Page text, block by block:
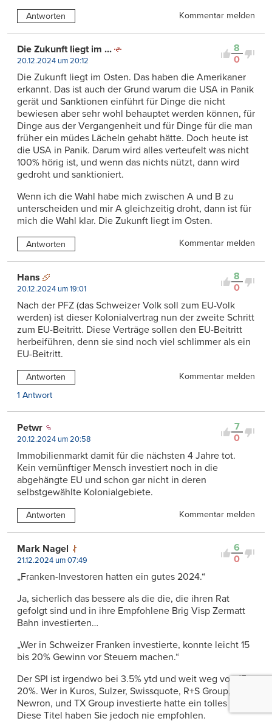
Antworten Kommentar melden
8
0
Die Zukunft liegt im ...
20.12.2024 um 20:12
Die Zukunft liegt im Osten. Das haben die Amerikaner
erkannt. Das ist auch der Grund warum die USA in Panik
gerät und Sanktionen einführt für Dinge die nicht
bewiesen aber sehr wohl behauptet werden können, für
Dinge aus der Vergangenheit und für Dinge für die man
früher ein müdes Lächeln gehabt hätte. Doch heute ist
die USA in Panik. Darum wird alles verteufelt was nicht
100% hörig ist, und wenn das nichts nützt, dann wird
gedroht und sanktioniert.
Wenn ich die Wahl habe mich zwischen A und B zu
unterscheiden und mir A gleichzeitig droht, dann ist für
mich die Wahl klar. Die Zukunft liegt im Osten.
Antworten Kommentar melden
8
0
Hans
20.12.2024 um 19:01
Nach der PFZ (das Schweizer Volk soll zum EU-Volk
werden) ist dieser Kolonialvertrag nun der zweite Schritt
zum EU-Beitritt. Diese Verträge sollen den EU-Beitritt
herbeiführen, denn sie sind noch viel schlimmer als ein
EU-Beitritt.
Antworten
Kommentar melden
1 Antwort
7
0
Petwr
20.12.2024 um 20:58
Immobilienmarkt damit für die nächsten 4 Jahre tot.
Kein vernünftiger Mensch investiert noch in die
abgehängte EU und schon gar nicht in deren
selbstgewählte Kolonialgebiete.
Antworten Kommentar melden
6
0
Mark Nagel
21.12.2024 um 07:49
„Franken-Investoren hatten ein gutes 2024.“
Ja, sicherlich das bessere als die die, die ihren Rat
gefolgt sind und in ihre Empfohlene Brig Visp Zermatt
Bahn investierten…
„Wer in Schweizer Franken investierte, konnte leicht 15
bis 20% Gewinn vor Steuern machen.“
Der SPI ist irgendwo bei 3.5% ytd und weit weg von 15-
20%. Wer in Kuros, Sulzer, Swissquote, R+S Group, VZ,
Newron, und TX Group investierte hatte ein tolles Jahr.
Diese Titel haben Sie jedoch nie empfohlen.